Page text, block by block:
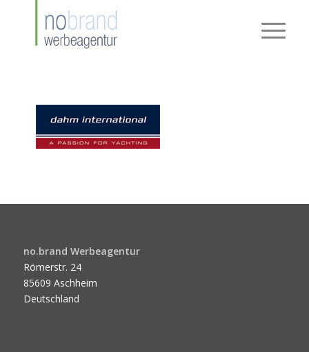
no.brand Werbeagentur
Römerstr. 24
85609 Aschheim
Deutschland